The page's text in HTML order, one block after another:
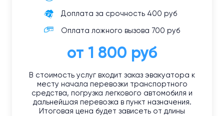
Доплата за срочность 400 руб
Оплата ложного вызова 700 руб
от 1 800 руб
В стоимость услуг входит заказ эвакуатора к
месту начала перевозки транспортного
средства, погрузка легкового автомобиля и
дальнейшая перевозка в пункт назначения.
Итоговая цена будет зависеть от длины